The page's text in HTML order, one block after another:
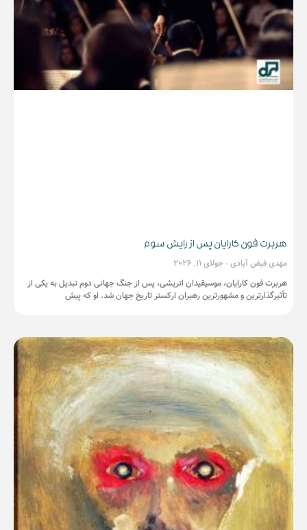
هربرت فون کارایان پس از رایش سوم
مهدی فیض آبادی جولای 11, 2026
هربرت فون کارایان، موسیقیدان اتریشی، پس از جنگ جهانی دوم تبدیل به یکی از
تأثیرگذارترین و مشهورترین رهبران ارکستر تاریخ جهان شد. او که پیش